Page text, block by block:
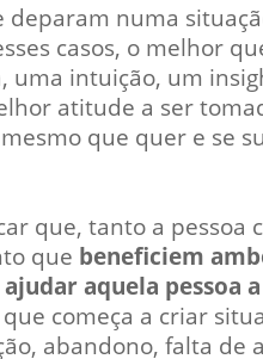
deparam numa
casos, o melhor
uma intuição, um
atitude a ser
que quer e se
que, tanto a pessoa
que beneficiem
aquela pessoa
começa a criar
abandono, falta de